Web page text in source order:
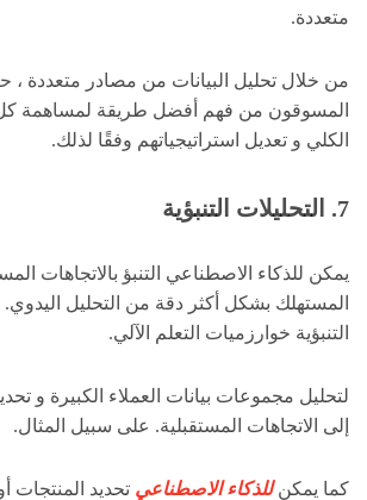
متعددة.
من خلال تحليل البيانات من مصادر متعددة ،
المسوقون من فهم أفضل طريقة لمساهمة كل
الكلي و تعديل استراتيجياتهم وفقًا لذلك.
7. التحليلات التنبؤية
يمكن للذكاء الاصطناعي التنبؤ بالاتجاهات
المستهلك بشكل أكثر دقة من التحليل اليدوي.
التنبؤية خوارزميات التعلم الآلي.
لتحليل مجموعات بيانات العملاء الكبيرة و
إلى الاتجاهات المستقبلية. على سبيل المثال.
كما يمكنللذكاء الاصطناعي تحديد المنتجات